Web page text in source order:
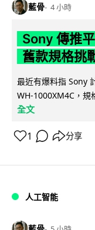
藍骨 4 小時
Sony 傳推
舊款規格挑
最近有爆料指 Sony
WH-1000XM4C，規
全文
1 分享
人工智能